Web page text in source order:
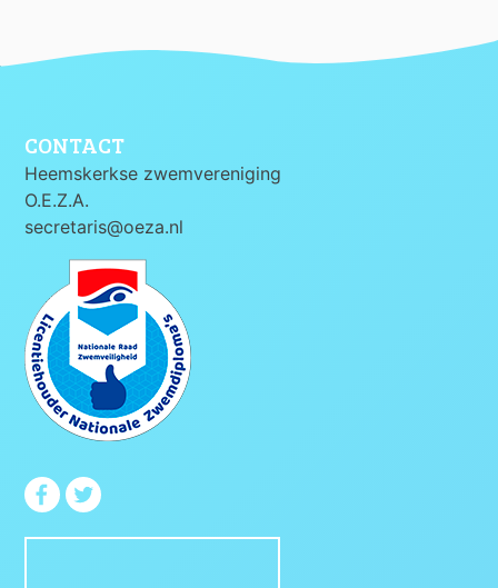
CONTACT
Heemskerkse zwemvereniging
O.E.Z.A.
secretaris@oeza.nl